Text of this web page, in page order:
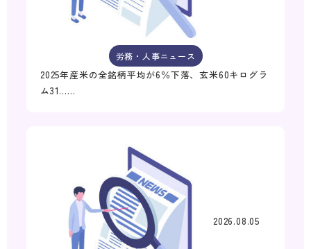
労務・人事ニュース
2025年産米の全銘柄平均が6％下落、玄米60キログラ
ム31……
2026.08.05